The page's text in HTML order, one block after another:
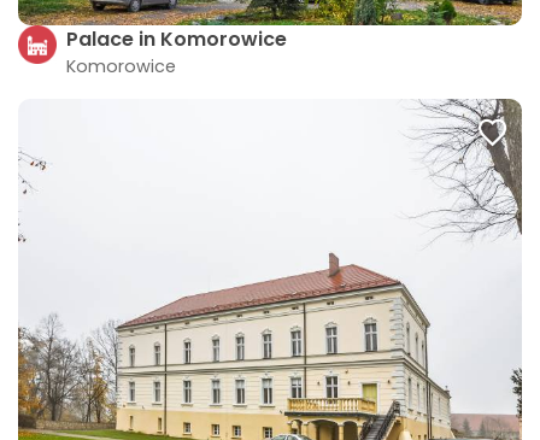
Palace in Komorowice
Komorowice